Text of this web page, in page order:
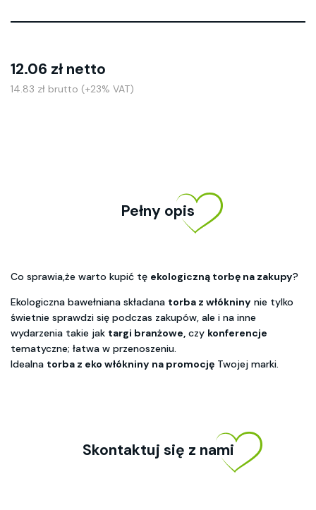
12.06 zł netto
14.83 zł brutto (+23% VAT)
Pełny opis
Co sprawia,że warto kupić tę ekologiczną torbę na zakupy?
Ekologiczna bawełniana składana torba z włókniny nie tylko
świetnie sprawdzi się podczas zakupów, ale i na inne
wydarzenia takie jak targi branżowe, czy konferencje
tematyczne; łatwa w przenoszeniu.
Idealna torba z eko włókniny na promocję Twojej marki.
Skontaktuj się z nami